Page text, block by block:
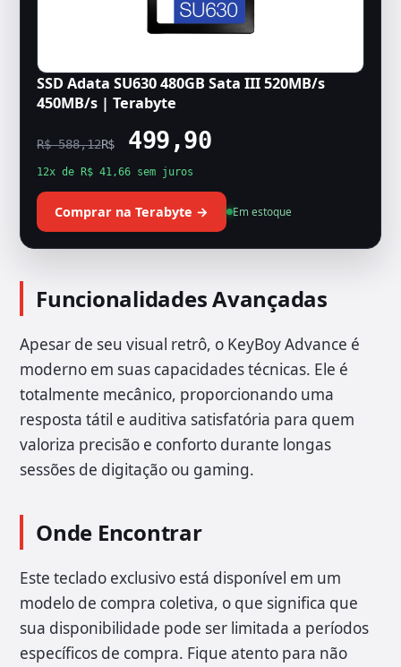
SSD Adata SU630 480GB Sata III 520MB/s
450MB/s | Terabyte
R$ 588,12R$499,90
12x de R$ 41,66 sem juros
Comprar na Terabyte → Em estoque
Funcionalidades Avançadas
Apesar de seu visual retrô, o KeyBoy Advance é
moderno em suas capacidades técnicas. Ele é
totalmente mecânico, proporcionando uma
resposta tátil e auditiva satisfatória para quem
valoriza precisão e conforto durante longas
sessões de digitação ou gaming.
Onde Encontrar
Este teclado exclusivo está disponível em um
modelo de compra coletiva, o que significa que
sua disponibilidade pode ser limitada a períodos
específicos de compra. Fique atento para não